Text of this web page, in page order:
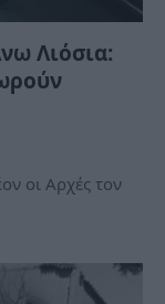
Λιόσια:
οι Αρχές τον